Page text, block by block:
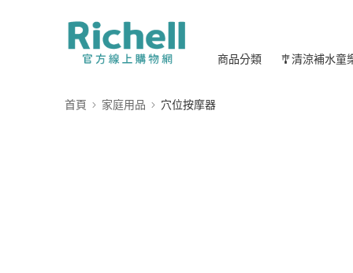
商品分類 🎐清涼補水童
首頁 家庭用品 穴位按摩器